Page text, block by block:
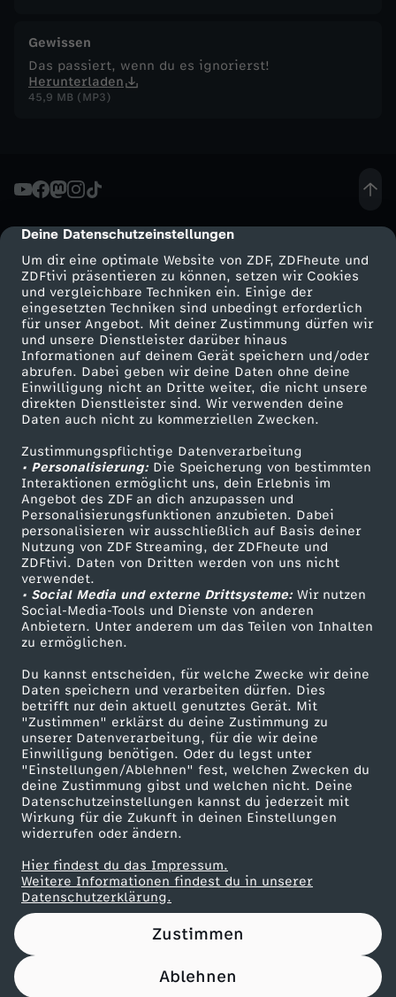
cmp-dialog-description
Deine Datenschutzeinstellungen
Um dir eine optimale Website von ZDF, ZDFheute und
ZDFtivi präsentieren zu können, setzen wir Cookies
und vergleichbare Techniken ein. Einige der
eingesetzten Techniken sind unbedingt erforderlich
für unser Angebot. Mit deiner Zustimmung dürfen wir
und unsere Dienstleister darüber hinaus
Informationen auf deinem Gerät speichern und/oder
abrufen. Dabei geben wir deine Daten ohne deine
Einwilligung nicht an Dritte weiter, die nicht unsere
direkten Dienstleister sind. Wir verwenden deine
Daten auch nicht zu kommerziellen Zwecken.
Zustimmungspflichtige Datenverarbeitung
• Personalisierung:Die Speicherung von bestimmten
Interaktionen ermöglicht uns, dein Erlebnis im
Angebot des ZDF an dich anzupassen und
Personalisierungsfunktionen anzubieten. Dabei
personalisieren wir ausschließlich auf Basis deiner
Nutzung von ZDF Streaming, der ZDFheute und
ZDFtivi. Daten von Dritten werden von uns nicht
verwendet.
• Social Media und externe Drittsysteme:Wir nutzen
Social-Media-Tools und Dienste von anderen
Anbietern. Unter anderem um das Teilen von Inhalten
zu ermöglichen.
Du kannst entscheiden, für welche Zwecke wir deine
Daten speichern und verarbeiten dürfen. Dies
betrifft nur dein aktuell genutztes Gerät. Mit
"Zustimmen" erklärst du deine Zustimmung zu
unserer Datenverarbeitung, für die wir deine
Einwilligung benötigen. Oder du legst unter
"Einstellungen/Ablehnen" fest, welchen Zwecken du
deine Zustimmung gibst und welchen nicht. Deine
Datenschutzeinstellungen kannst du jederzeit mit
Wirkung für die Zukunft in deinen Einstellungen
widerrufen oder ändern.
Hier findest du das Impressum.
Weitere Informationen findest du in unserer
Datenschutzerklärung.
Zustimmen
Ablehnen
Gewissen
Das passiert, wenn du es ignorierst!
Herunterladen
45,9 MB (MP3)
Mehr ZDF
ZDF-Apps
Smart TV
ZDFtext
Livestreams
Sendungen A-Z
TV-Programm
Service
ZDFmitreden
Kontakt zum ZDF
Tickets
Zuschauerservice
Hilfe
ZDF Unternehmen
Karriere
ZDF goes Schule
Werbefernsehen
Mainzelmännchen
Partner
Nutzungsbedingungen